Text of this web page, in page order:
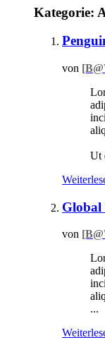
Kategorie:
von
Ut
Global
von
...